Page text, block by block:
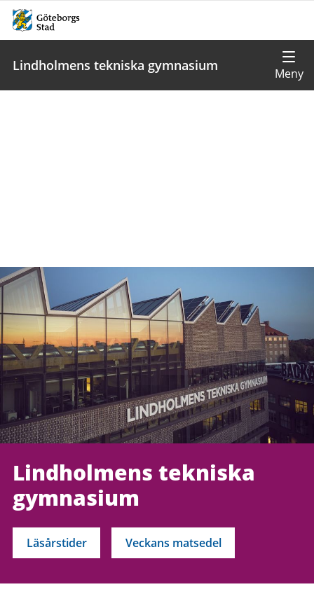
Lindholmens tekniska gymnasium
Lindholmens tekniska
gymnasium
Läsårstider Veckans matsedel